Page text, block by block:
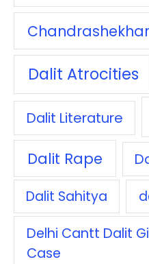
Dalit Atrocities
Dalit Literature
Dalit Rape
Dalit Sahitya
Delhi Cantt Dalit
Case